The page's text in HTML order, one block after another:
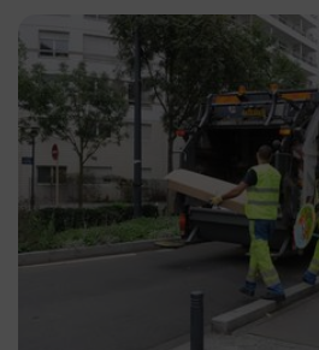
Image sur la gestion des déchets